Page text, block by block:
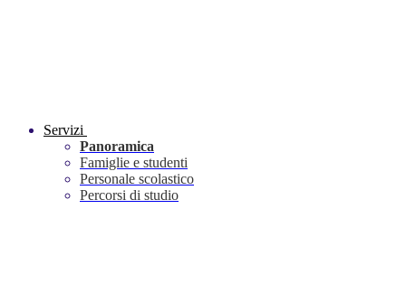
Servizi
Panoramica
Famiglie e studenti
Personale scolastico
Percorsi di studio